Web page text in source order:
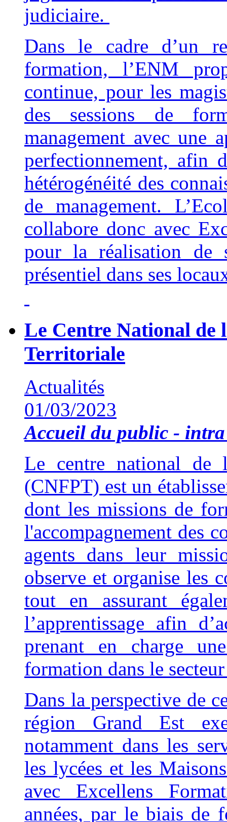
judiciaire.
Dans le cadre d’un
formation, l’ENM
continue, pour les
des sessions de
management avec une
perfectionnement, afin
hétérogénéité des
de management.
collabore donc avec
pour la réalisation de
présentiel dans ses
Le Centre National de
Territoriale
Actualités
01/03/2023
Accueil du public -
Le centre national de
(CNFPT) est un
dont les missions de
l'accompagnement des
agents dans leur
observe et organise les
tout en assurant
l’apprentissage afin
prenant en charge
formation dans le
Dans la perspective de
région Grand Est
notamment dans les
les lycées et les
avec Excellens
années, par le biais de